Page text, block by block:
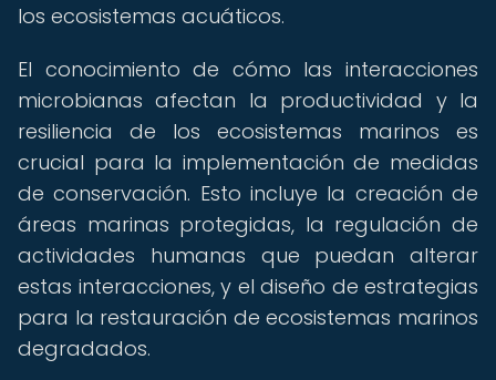
los ecosistemas acuáticos.
El conocimiento de cómo las interacciones
microbianas afectan la productividad y la
resiliencia de los ecosistemas marinos es
crucial para la implementación de medidas
de conservación. Esto incluye la creación de
áreas marinas protegidas, la regulación de
actividades humanas que puedan alterar
estas interacciones, y el diseño de estrategias
para la restauración de ecosistemas marinos
degradados.